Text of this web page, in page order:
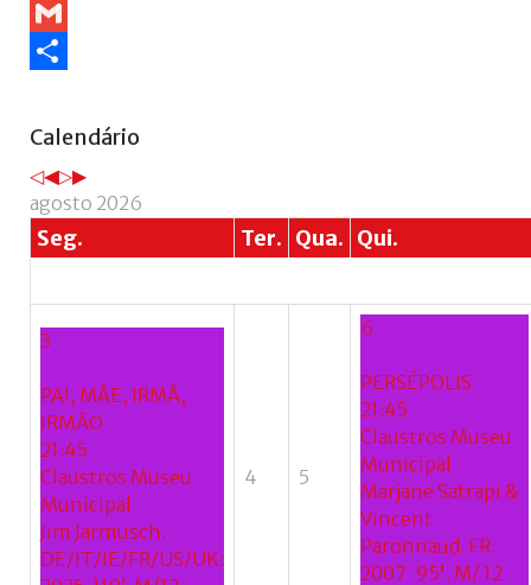
WhatsApp
Gmail
Calendário
AnoMês
Próximo
Próximo
agosto 2026
Seg. Ter. Qua. Qui.
3
PAI, MÃE, IRMÃ,
IRMÃO
21:45
Claustros Museu
Municipal
Jim Jarmusch.
DE/IT/IE/FR/US/UK:
4 5
6
PERSÉPOLIS
21:45
Claustros Museu
Municipal
Marjane Satrapi &
Vincent
Paronnaud. FR:
2007. 95'. M/ 12